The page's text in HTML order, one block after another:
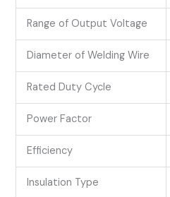
Range of Output Voltage
Diameter of Welding Wire
Rated Duty Cycle
Power Factor
Efficiency
Insulation Type